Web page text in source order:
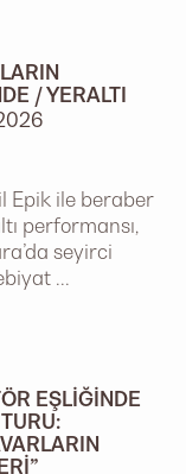
/ YERALTI
Epik ile beraber
performansı,
seyirci
...
EŞLIĞINDE